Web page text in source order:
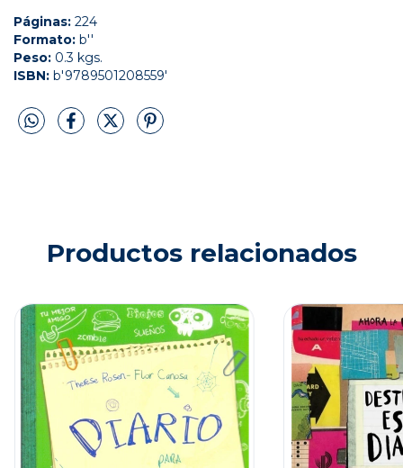
Páginas: 224
Formato: b''
Peso: 0.3 kgs.
ISBN: b'9789501208559'
Productos relacionados